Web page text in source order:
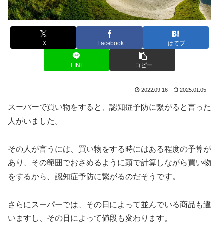
X Facebook はてブ
LINE コピー
2022.09.16 2025.01.05
スーパーで買い物をすると、認知症予防に繋がると言った
人がいました。
その人が言うには、買い物をする時にはある程度の予算が
あり、その範囲でおさめるように頭で計算しながら買い物
をするから、認知症予防に繋がるのだそうです。
さらにスーパーでは、その日によって並んでいる商品も違
いますし、その日によって値段も変わります。